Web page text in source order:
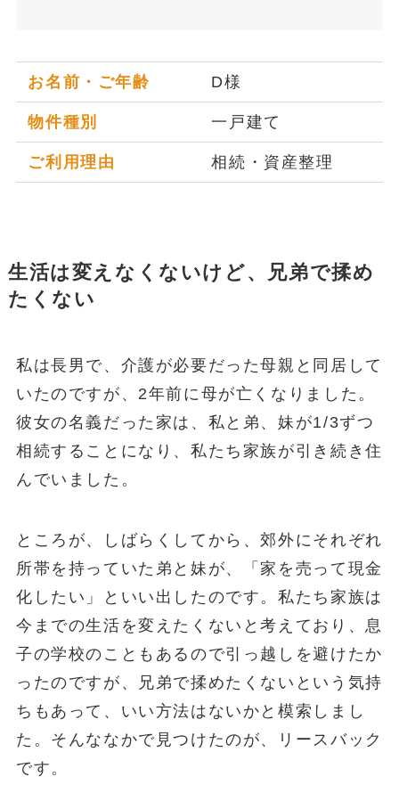
お名前・ご年齢 D様
物件種別 一戸建て
ご利用理由 相続・資産整理
生活は変えなくないけど、兄弟で揉め
たくない
私は長男で、介護が必要だった母親と同居して
いたのですが、2年前に母が亡くなりました。
彼女の名義だった家は、私と弟、妹が1/3ずつ
相続することになり、私たち家族が引き続き住
んでいました。
ところが、しばらくしてから、郊外にそれぞれ
所帯を持っていた弟と妹が、「家を売って現金
化したい」といい出したのです。私たち家族は
今までの生活を変えたくないと考えており、息
子の学校のこともあるので引っ越しを避けたか
ったのですが、兄弟で揉めたくないという気持
ちもあって、いい方法はないかと模索しまし
た。そんななかで見つけたのが、リースバック
です。